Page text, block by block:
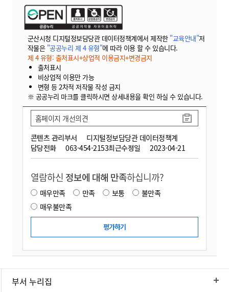
군산시청 디지털정보담당관 데이터정책계에서 제작한 "교육안내"저
작물은 "공공누리 제 4 유형"에 따라 이용 할 수 있습니다.
제 4 유형: 출처표시+상업적 이용금지+변경금지
출처표시
비상업적 이용만 가능
변형 등 2차적 저작물 작성 금지
※ 공공누리 마크를 클릭하시면 상세내용을 확인 하실 수 있습니다.
콘텐츠 관리부서
디지털정보담당관 데이터정책계
담당전화
063-454-2153최근수정일 2023-04-21
홈페이지 개선의견
열람하신 정보에 대해 만족하십니까?
매우만족 만족 보통
불만족
매우불만족
부서 누리집